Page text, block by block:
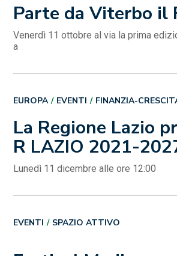
Parte da Viterbo il
Venerdì 11 ottobre al via la prima
a
La Regione Lazio
R LAZIO 2021-
EUROPA EVENTI FINANZIA-
Lunedì 11 dicembre alle ore 12:00
EVENTI SPAZIO ATTIVO